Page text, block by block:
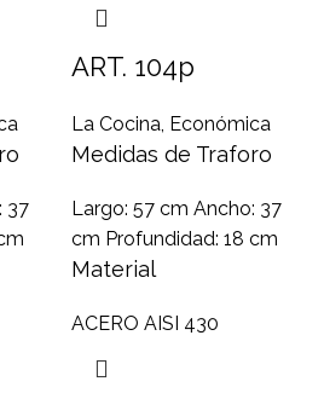
37
ART. 104p
La Cocina, Económica
Medidas de Traforo
Largo: 57 cm Ancho: 37
cm Profundidad: 18 cm
Material
ACERO AISI 430